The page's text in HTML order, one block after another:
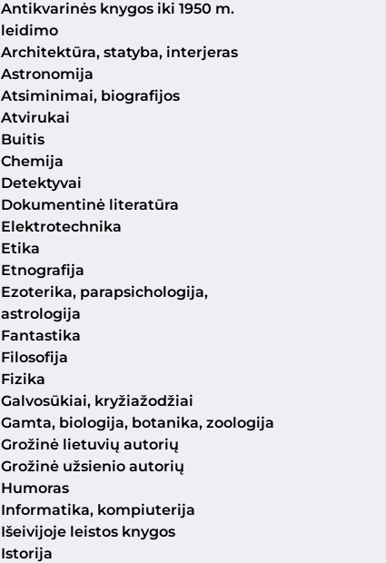
Antikvarinės knygos iki 1950 m.
leidimo
Architektūra, statyba, interjeras
Astronomija
Atsiminimai, biografijos
Atvirukai
Buitis
Chemija
Detektyvai
Dokumentinė literatūra
Elektrotechnika
Etika
Etnografija
Ezoterika, parapsichologija,
astrologija
Fantastika
Filosofija
Fizika
Galvosūkiai, kryžiažodžiai
Gamta, biologija, botanika, zoologija
Grožinė lietuvių autorių
Grožinė užsienio autorių
Humoras
Informatika, kompiuterija
Išeivijoje leistos knygos
Istorija